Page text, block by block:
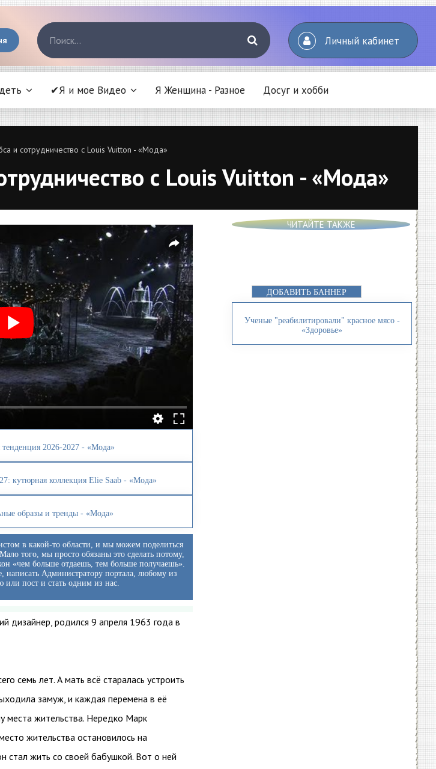
Личный кабинет
✔Я и мое Видео Я Женщина - Разное Досуг и хобби
и сотрудничество с Louis Vuitton - «Мода»
с Louis Vuitton - «Мода»
2026-2027 - «Мода»
кутюрная коллекция Elie Saab - «Мода»
образы и тренды - «Мода»
в какой-то области, и мы можем поделиться
того, мы просто обязаны это сделать потому,
«чем больше отдаешь, тем больше получаешь».
написать Администратору портала, любому из
или пост и стать одним из нас.
дизайнер, родился 9 апреля 1963 года в
семь лет. А мать всё старалась устроить
замуж, и каждая перемена в её
места жительства. Нередко Марк
жительства остановилось на
стал жить со своей бабушкой. Вот о ней
ЧИТАЙТЕ ТАКЖЕ
ДОБАВИТЬ БАННЕР
Ученые "реабилитировали" красное мясо -
«Здоровье»